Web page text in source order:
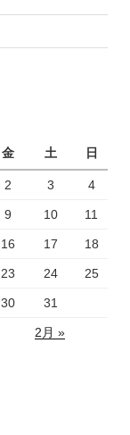
金 土 日
2 3 4
9 10 11
16 17 18
23 24 25
30 31
2月 »